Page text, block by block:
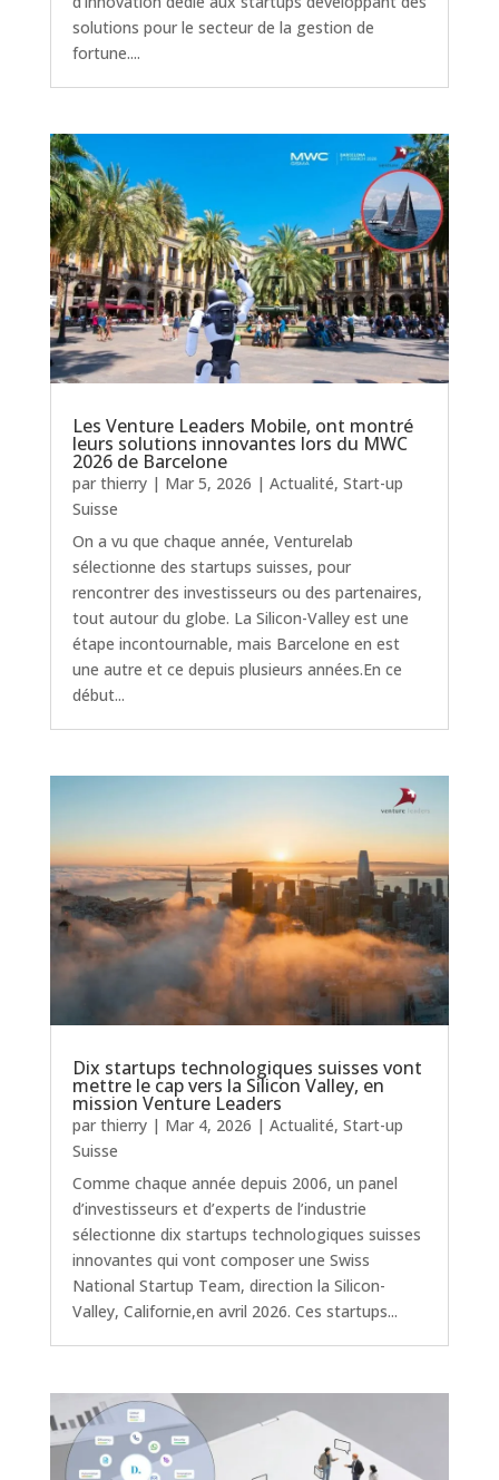
solutions pour le secteur de la gestion de
fortune....
Les Venture Leaders Mobile, ont montré
leurs solutions innovantes lors du MWC
2026 de Barcelone
par thierry| Mar 5, 2026 | Actualité, Start-up
Suisse
On a vu que chaque année, Venturelab
sélectionne des startups suisses, pour
rencontrer des investisseurs ou des partenaires,
tout autour du globe. La Silicon-Valley est une
étape incontournable, mais Barcelone en est
une autre et ce depuis plusieurs années.En ce
début...
Dix startups technologiques suisses vont
mettre le cap vers la Silicon Valley, en
mission Venture Leaders
par thierry| Mar 4, 2026 | Actualité, Start-up
Suisse
Comme chaque année depuis 2006, un panel
d’investisseurs et d’experts de l’industrie
sélectionne dix startups technologiques suisses
innovantes qui vont composer une Swiss
National Startup Team, direction la Silicon-
Valley, Californie,en avril 2026. Ces startups...